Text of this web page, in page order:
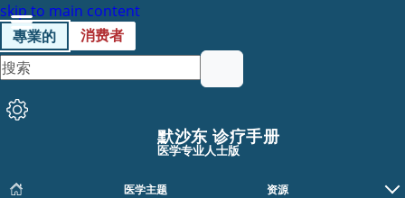
skip to main content
專業的
消费者
默沙东 诊疗手册
医学专业人士版
医学主题 资源